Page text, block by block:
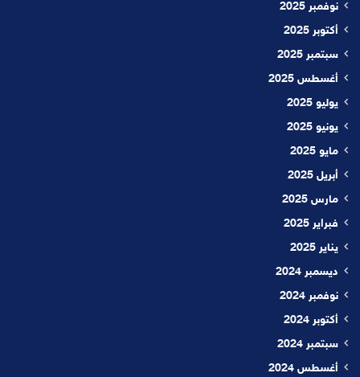
نوفمبر 2025
أكتوبر 2025
سبتمبر 2025
أغسطس 2025
يوليو 2025
يونيو 2025
مايو 2025
أبريل 2025
مارس 2025
فبراير 2025
يناير 2025
ديسمبر 2024
نوفمبر 2024
أكتوبر 2024
سبتمبر 2024
أغسطس 2024